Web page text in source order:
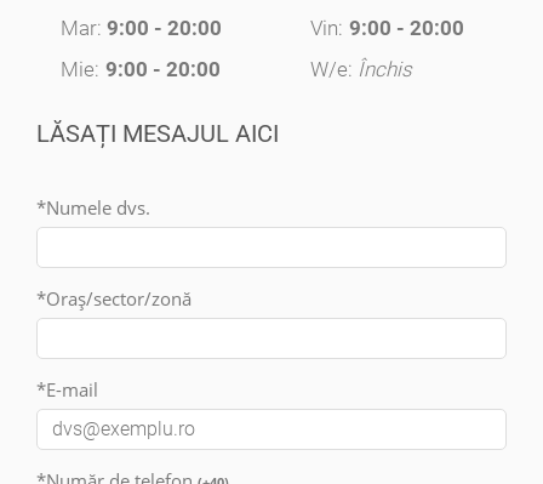
Mar: 9:00 - 20:00
Mie: 9:00 - 20:00
Vin: 9:00 - 20:00
W/e: Închis
LĂSAȚI MESAJUL AICI
*Numele dvs.
*Oraș/sector/zonă
*E-mail